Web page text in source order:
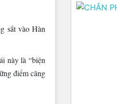
sắt vào Hàn
này là “biện
điểm căng